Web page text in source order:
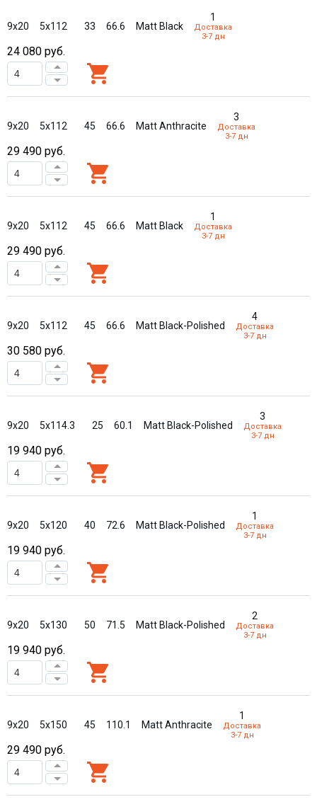
9x20 5x112 33 66.6 Matt Black
1
Доставка
3-7 дн
24 080 руб.
9x20 5x112 45 66.6 Matt Anthracite
3
Доставка
3-7 дн
29 490 руб.
9x20 5x112 45 66.6 Matt Black
1
Доставка
3-7 дн
29 490 руб.
9x20 5x112 45 66.6 Matt Black-Polished
4
Доставка
3-7 дн
30 580 руб.
9x20 5x114.3 25 60.1 Matt Black-Polished
3
Доставка
3-7 дн
19 940 руб.
9x20 5x120 40 72.6 Matt Black-Polished
1
Доставка
3-7 дн
19 940 руб.
9x20 5x130 50 71.5 Matt Black-Polished
2
Доставка
3-7 дн
19 940 руб.
9x20 5x150 45 110.1 Matt Anthracite
1
Доставка
3-7 дн
29 490 руб.